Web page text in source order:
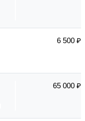
6 500 ₽
65 000 ₽